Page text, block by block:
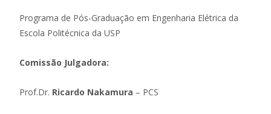
Programa de Pós-Graduação em Engenharia Elétrica da
Escola Politécnica da USP
Comissão Julgadora:
Prof.Dr. Ricardo Nakamura – PCS